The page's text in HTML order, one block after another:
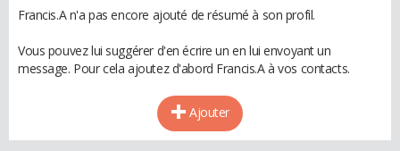
Francis.A n'a pas encore ajouté de résumé à son profil.
Vous pouvez lui suggérer d'en écrire un en lui envoyant un
message. Pour cela ajoutez d'abord Francis.A à vos contacts.
Ajouter